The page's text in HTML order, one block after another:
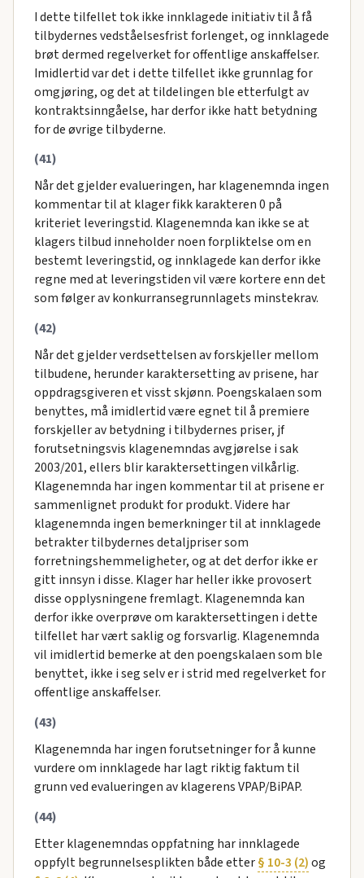
I dette tilfellet tok ikke innklagede initiativ til å få
tilbydernes vedståelsesfrist forlenget, og innklagede
brøt dermed regelverket for offentlige anskaffelser.
Imidlertid var det i dette tilfellet ikke grunnlag for
omgjøring, og det at tildelingen ble etterfulgt av
kontraktsinngåelse, har derfor ikke hatt betydning
for de øvrige tilbyderne.
(41)
Når det gjelder evalueringen, har klagenemnda ingen
kommentar til at klager fikk karakteren 0 på
kriteriet leveringstid. Klagenemnda kan ikke se at
klagers tilbud inneholder noen forpliktelse om en
bestemt leveringstid, og innklagede kan derfor ikke
regne med at leveringstiden vil være kortere enn det
som følger av konkurransegrunnlagets minstekrav.
(42)
Når det gjelder verdsettelsen av forskjeller mellom
tilbudene, herunder karaktersetting av prisene, har
oppdragsgiveren et visst skjønn. Poengskalaen som
benyttes, må imidlertid være egnet til å premiere
forskjeller av betydning i tilbydernes priser, jf
forutsetningsvis klagenemndas avgjørelse i sak
2003/201, ellers blir karaktersettingen vilkårlig.
Klagenemnda har ingen kommentar til at prisene er
sammenlignet produkt for produkt. Videre har
klagenemnda ingen bemerkninger til at innklagede
betrakter tilbydernes detaljpriser som
forretningshemmeligheter, og at det derfor ikke er
gitt innsyn i disse. Klager har heller ikke provosert
disse opplysningene fremlagt. Klagenemnda kan
derfor ikke overprøve om karaktersettingen i dette
tilfellet har vært saklig og forsvarlig. Klagenemnda
vil imidlertid bemerke at den poengskalaen som ble
benyttet, ikke i seg selv er i strid med regelverket for
offentlige anskaffelser.
(43)
Klagenemnda har ingen forutsetninger for å kunne
vurdere om innklagede har lagt riktig faktum til
grunn ved evalueringen av klagerens VPAP/BiPAP.
(44)
Etter klagenemndas oppfatning har innklagede
oppfylt begrunnelsesplikten både etter§ 10-3 (2)og